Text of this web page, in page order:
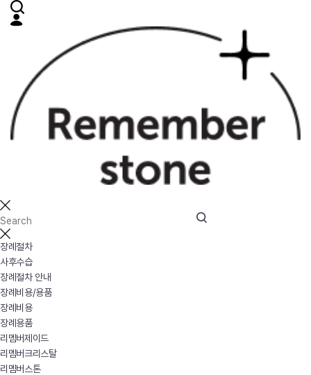
장례절차
사후수습
장례절차 안내
장례비용/용품
장례비용
장례용품
리멤버제이드
리멤버크리스탈
리멤버스톤